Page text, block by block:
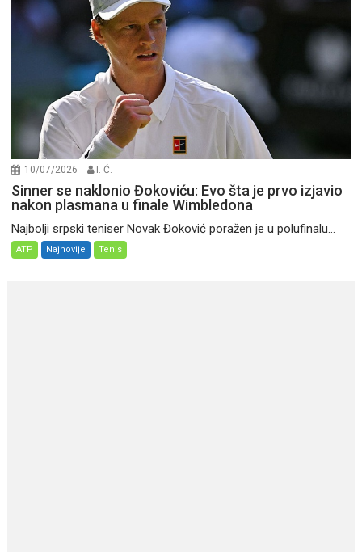
10/07/2026 I. Ć.
Sinner se naklonio Đokoviću: Evo šta je prvo izjavio
nakon plasmana u finale Wimbledona
Najbolji srpski teniser Novak Đoković poražen je u polufinalu...
ATP Najnovije Tenis